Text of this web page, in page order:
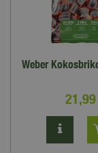
Weber
21,99